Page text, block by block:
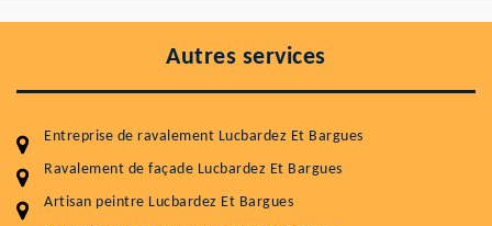
Autres services
Entreprise de ravalement Lucbardez Et Bargues
Ravalement de façade Lucbardez Et Bargues
Artisan peintre Lucbardez Et Bargues